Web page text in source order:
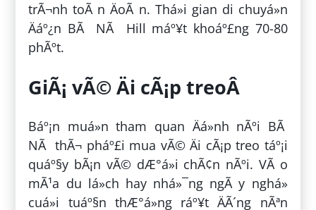
trÃ¬nh toÃ n ÄoÃ n. Thá»i gian di chuyá»n
Äáº¿n BÃ NÃ Hill máº¥t khoáº£ng 70-80
phÃºt.
GiÃ¡ vÃ© Äi cÃ¡p treoÂ
Báº¡n muá»n tham quan Äá»nh nÃºi BÃ
NÃ thÃ¬ pháº£i mua vÃ© Äi cÃ¡p treo táº¡i
quáº§y bÃ¡n vÃ© dÆ°á»i chÃ¢n nÃºi. VÃ o
mÃ¹a du lá»ch hay nhá»¯ng ngÃ y nghá»
cuá»i tuáº§n thÆ°á»ng ráº¥t ÄÃ´ng nÃªn